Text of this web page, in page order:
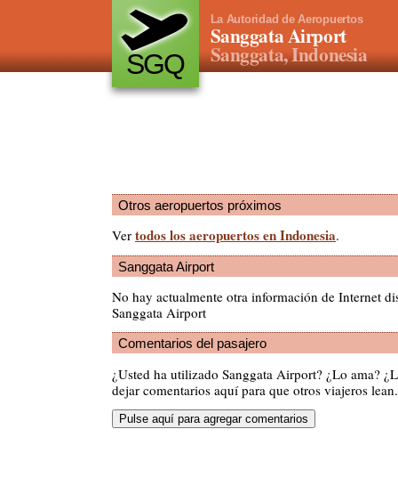
SGQ
La Autoridad de Aeropuertos
Sanggata Airport
Sanggata, Indonesia
Otros aeropuertos próximos
Ver todos los aeropuertos en Indonesia.
Sanggata Airport
No hay actualmente otra información de Internet
Sanggata Airport
Comentarios del pasajero
¿Usted ha utilizado Sanggata Airport? ¿Lo ama?
dejar comentarios aquí para que otros viajeros lean.